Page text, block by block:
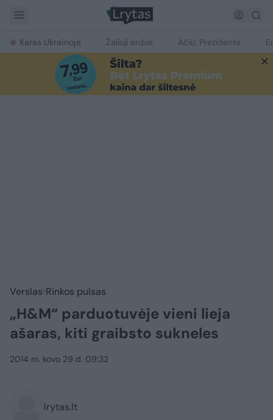
Karas Ukrainoje Žalioji erdvė Ačiū, Prezidente
Verslas Rinkos pulsas
„H&M“ parduotuvėje vieni lieja
ašaras, kiti graibsto sukneles
2014 m. kovo 29 d. 09:32
lrytas.lt